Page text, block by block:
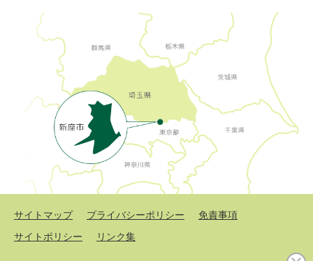
サイトマップ プライバシーポリシー
免責事項
サイトポリシー
リンク集